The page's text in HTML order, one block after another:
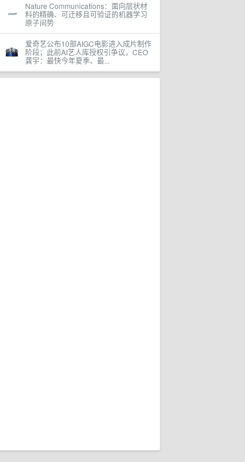
Nature Communications：面向层状材
料的精确、可迁移且可验证的机器学习
原子间势
爱奇艺公布10部AIGC电影进入成片制作
阶段；此前AI艺人库授权引争议，CEO
龚宇：最快今年夏季、最...